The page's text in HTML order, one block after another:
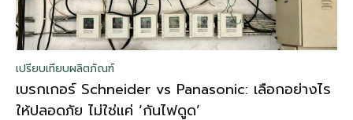
เปรียบเทียบผลิตภัณฑ์
เบรกเกอร์ Schneider vs Panasonic: เลือกอย่างไร
ให้ปลอดภัย ไม่ใช่แค่ ‘กันไฟดูด’